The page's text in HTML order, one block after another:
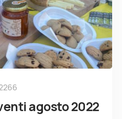
agosto 2022